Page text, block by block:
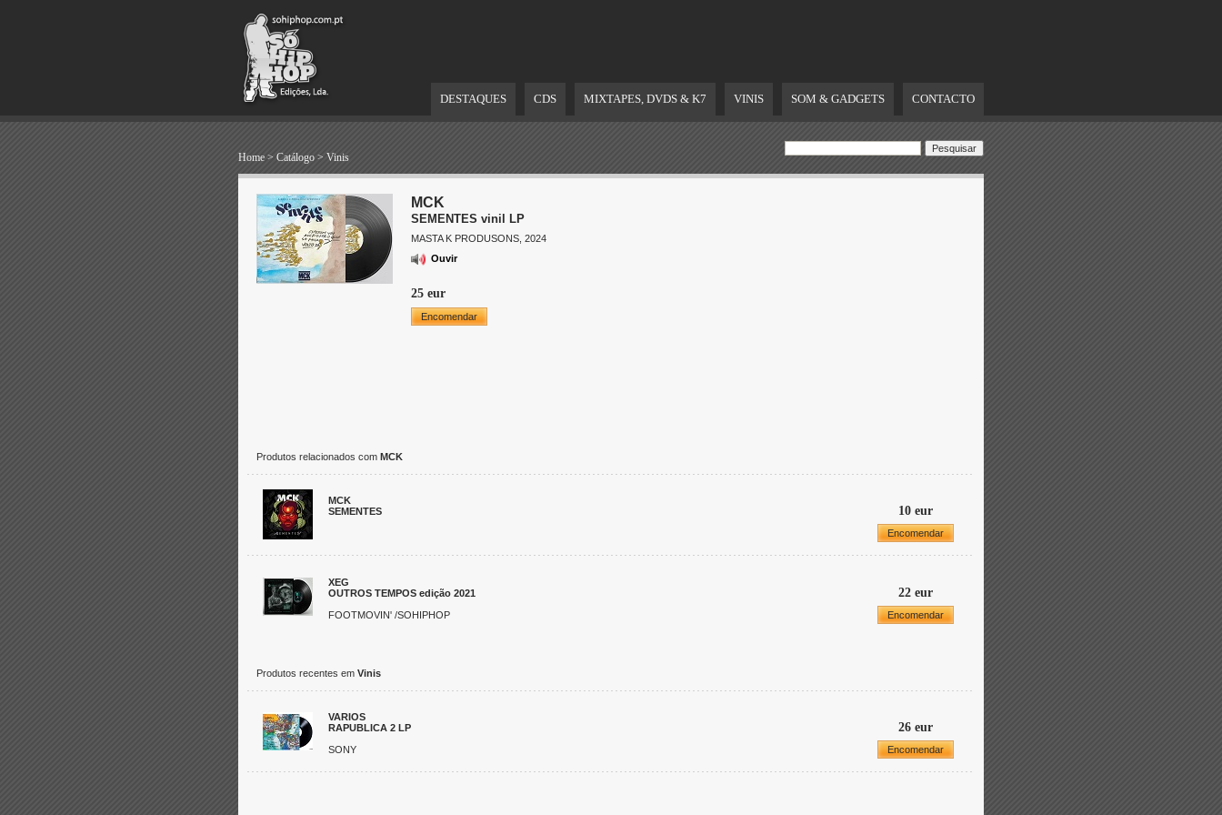
DESTAQUES CDS MIXTAPES, DVDS & K7 VINIS SOM & GADGETS CONTACTO
Home > Catálogo > Vinis
MCK
SEMENTES vinil LP
MASTA K PRODUSONS, 2024
Ouvir
25 eur
Encomendar
Produtos relacionados com MCK
MCK
SEMENTES
10 eur
Encomendar
XEG
OUTROS TEMPOS edição 2021
22 eur
FOOTMOVIN' /SOHIPHOP Encomendar
Produtos recentes em Vinis
VARIOS
RAPUBLICA 2 LP
26 eur
SONY Encomendar